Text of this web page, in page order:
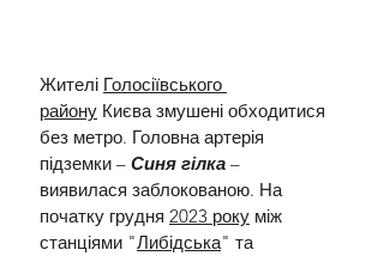
Жителі Голосіївського
району Києва змушені обходитися
без метро. Головна артерія
підземки – Синя гілка –
виявилася заблокованою. На
початку грудня 2023 року між
станціями "Либідська" та